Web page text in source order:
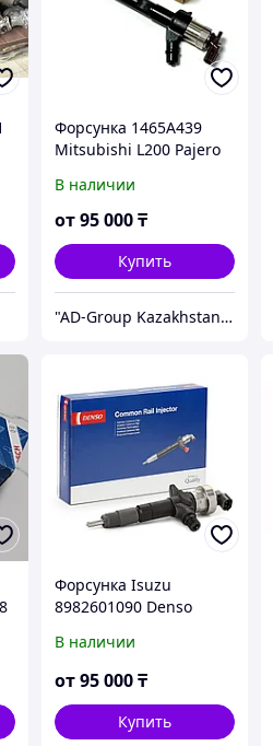
Форсунка 1465A439
Mitsubishi L200 Pajero
В наличии
от 95 000 ₸
Купить
"AD-Group Kazakhstan" Автомобильные топливные системы. ТНВД, форсунки, бензонасосы, датчики, прочее.
Форсунка Isuzu
8982601090 Denso
Holden Rodeo
В наличии
от 95 000 ₸
Купить